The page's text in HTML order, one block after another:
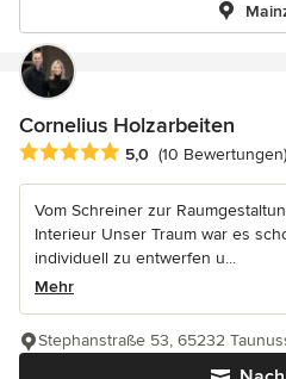
Cornelius Holzarbeiten
Durchschnittliche Bewertung: 5
5,0 (10 Bewertungen)
Vom Schreiner zur
Interieur Unser Traum war es
individuell zu entwerfen u...
Mehr
Stephanstraße 53, 65232